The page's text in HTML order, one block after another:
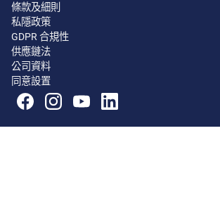
條款及細則
私隱政策
GDPR 合規性
供應鏈法
公司資料
同意設置